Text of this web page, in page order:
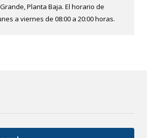
Planta Baja. El horario de
a viernes de 08:00 a 20:00 horas.